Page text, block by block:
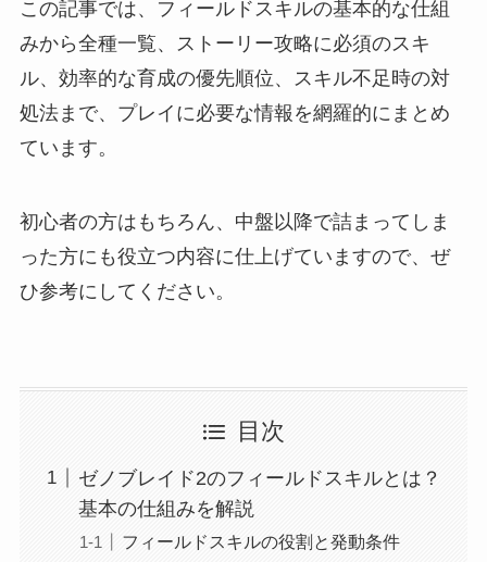
この記事では、フィールドスキルの基本的な仕組
みから全種一覧、ストーリー攻略に必須のスキ
ル、効率的な育成の優先順位、スキル不足時の対
処法まで、プレイに必要な情報を網羅的にまとめ
ています。
初心者の方はもちろん、中盤以降で詰まってしま
った方にも役立つ内容に仕上げていますので、ぜ
ひ参考にしてください。
目次
ゼノブレイド2のフィールドスキルとは？
基本の仕組みを解説
フィールドスキルの役割と発動条件